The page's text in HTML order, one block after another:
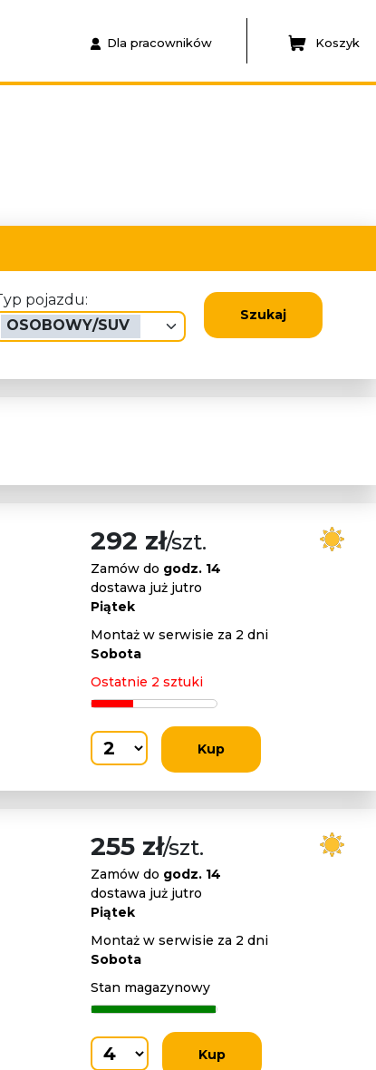
Dla pracowników Koszyk
Typ pojazdu:
OSOBOWY/SUV
Szukaj
292 zł/szt.
Zamów do godz. 14
dostawa już jutro
Piątek
Montaż w serwisie za 2 dni
Sobota
Ostatnie 2 sztuki
Kup
255 zł/szt.
Zamów do godz. 14
dostawa już jutro
Piątek
Montaż w serwisie za 2 dni
Sobota
Stan magazynowy
Kup